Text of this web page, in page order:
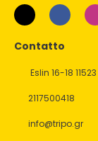
Contatto
Eslin 16-18
2117500418
info@tripo.gr